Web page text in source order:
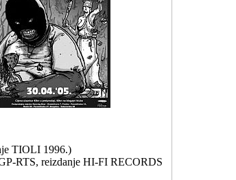
TIOLI 1996.)
RTS, reizdanje HI-FI RECORDS